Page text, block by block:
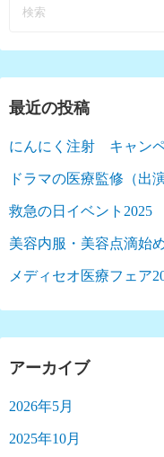
最近の投稿
にんにく注射 キャン
ドラマの医療監修（出
救急の日イベント2025
美容内服・美容点滴始
メディセオ医療フェア
アーカイブ
2026年5月
2025年10月